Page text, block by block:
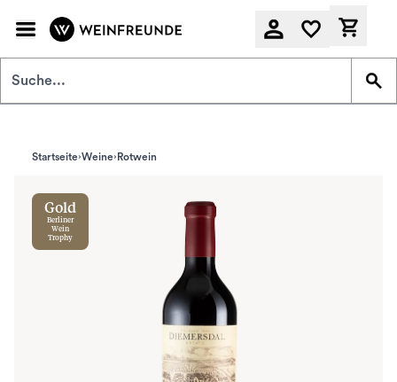
Startseite Weine Rotwein
Gold
Berliner
Wein
Trophy